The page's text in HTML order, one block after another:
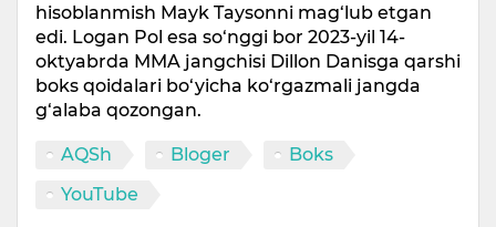
hisoblanmish Mayk Taysonni mag‘lub etgan
edi. Logan Pol esa so‘nggi bor 2023-yil 14-
oktyabrda MMA jangchisi Dillon Danisga qarshi
boks qoidalari bo‘yicha ko‘rgazmali jangda
g‘alaba qozongan.
AQSh Bloger
Boks
YouTube